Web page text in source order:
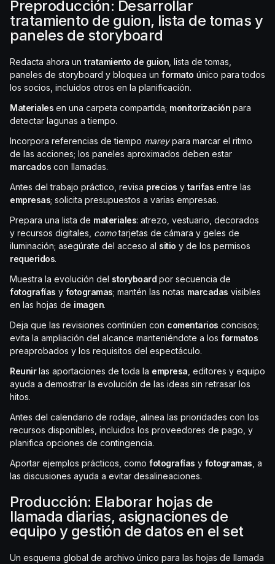
Preproducción: Desarrollar
tratamiento de guion, lista de tomas y
paneles de storyboard
Redacta ahora un tratamiento de guion , lista de tomas,
paneles de storyboard y bloquea un formato único para todos
los socios, incluidos otros en la planificación.
Materiales en una carpeta compartida; monitorización para
detectar lagunas a tiempo.
Incorpora referencias de tiempo mareypara marcar el ritmo
de las acciones; los paneles aproximados deben estar
marcados con llamadas.
Antes del trabajo práctico, revisa precios y tarifas entre las
empresas; solicita presupuestos a varias empresas.
Prepara una lista de materiales: atrezo, vestuario, decorados
y recursos digitales, comotarjetas de cámara y geles de
iluminación; asegúrate del acceso al sitio y de los permisos
requeridos.
Muestra la evolución del storyboard por secuencia de
fotografías y fotogramas; mantén las notas marcadas visibles
en las hojas de imagen.
Deja que las revisiones continúen con comentarios concisos;
evita la ampliación del alcance manteniéndote a los formatos
preaprobados y los requisitos del espectáculo.
Reunirlas aportaciones de toda la empresa , editores y equipo
ayuda a demostrar la evolución de las ideas sin retrasar los
hitos.
Antes del calendario de rodaje, alinea las prioridades con los
recursos disponibles, incluidos los proveedores de pago, y
planifica opciones de contingencia.
Aportar ejemplos prácticos, como fotografías y fotogramas , a
las discusiones ayuda a evitar desalineaciones.
Producción: Elaborar hojas de
llamada diarias, asignaciones de
equipo y gestión de datos en el set
Un esquema global de archivo único para las hojas de llamada